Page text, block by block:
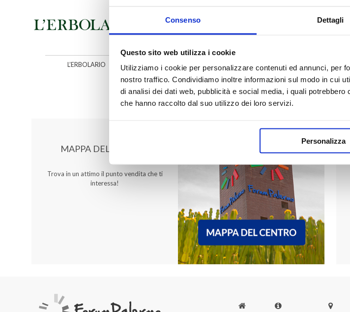
Consenso Dettagli
Questo sito web utilizza i cookie
Utilizziamo i cookie per personalizzare contenuti ed annunci, per
nostro traffico. Condividiamo inoltre informazioni sul modo in cui
di analisi dei dati web, pubblicità e social media, i quali
che hanno raccolto dal suo utilizzo dei loro servizi.
Personalizza
L’ERBOLARIO MAC COSMETICS BIJOU
MAPPA DEL CENTRO
Trova in un attimo il punto vendita che ti
interessa!